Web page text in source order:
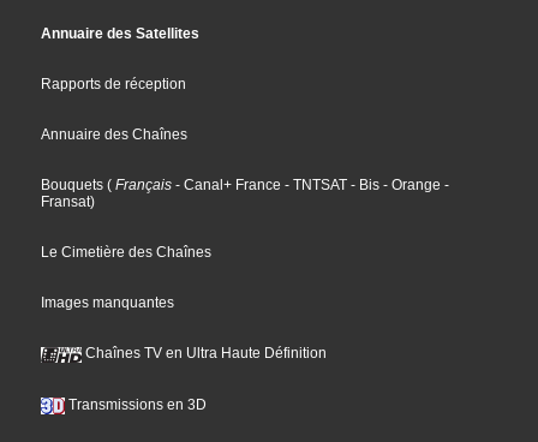
Annuaire des Satellites
Rapports de réception
Annuaire des Chaînes
Bouquets ( Français - Canal+ France - TNTSAT - Bis - Orange -
Fransat)
Le Cimetière des Chaînes
Images manquantes
Chaînes TV en Ultra Haute Définition
Transmissions en 3D